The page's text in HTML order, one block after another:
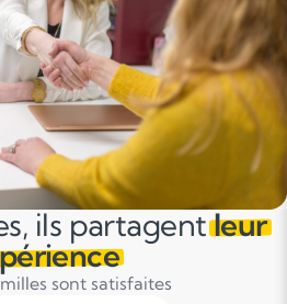
ils partagentleur
sont satisfaites